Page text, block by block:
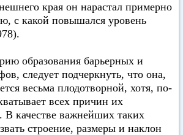
края он нарастал примерно
с какой повышался уровень
образования барьерных и
следует подчеркнуть, что она,
весьма плодотворной, хотя, по-
всех причин их
качестве важнейших таких
строение, размеры и наклон